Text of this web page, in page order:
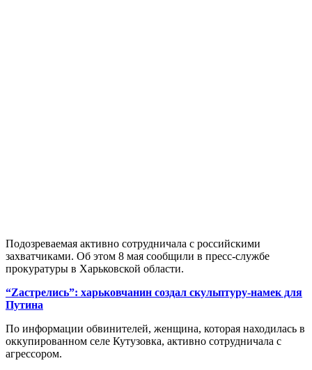
Подозреваемая активно сотрудничала с российскими
захватчиками. Об этом 8 мая сообщили в пресс-службе
прокуратуры в Харьковской области.
“Zaстрелись”: харьковчанин создал скульптуру-намек для
Путина
По информации обвинителей, женщина, которая находилась в
оккупированном селе Кутузовка, активно сотрудничала с
агрессором.